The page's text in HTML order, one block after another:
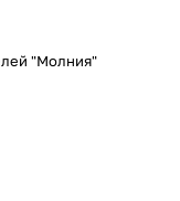
"Молния"